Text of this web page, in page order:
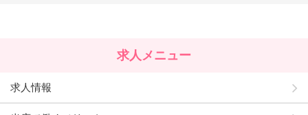
求人メニュー
求人情報